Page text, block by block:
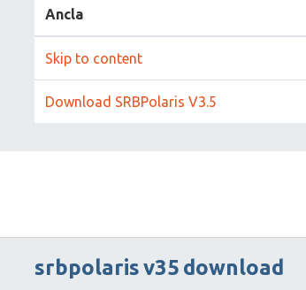
Ancla
Skip to content
Download SRBPolaris V3.5
srbpolarisv35 download